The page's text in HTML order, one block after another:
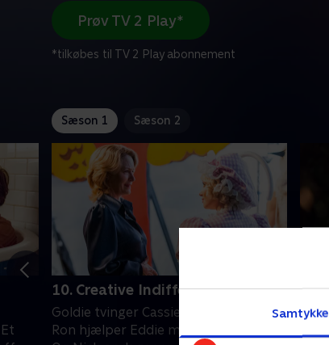
Samtykke
Prøv TV 2 Play*
*tilkøbes til TV 2 Play abonnement
Sæson 1 Sæson 2
10. Creative Indifferences
Goldie tvinger Cassie til at vælge side.
Ron hjælper Eddie med at få hævn.
1.